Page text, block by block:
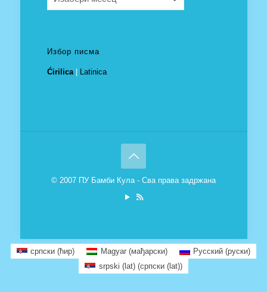
Избор писма
Ćirilica| Latinica
© 2007 ПУ Бамби Кула - Сва права задржана
српски (ћир) Magyar(мађарски) Русский(руски)
srpski (lat)(српски (lat))